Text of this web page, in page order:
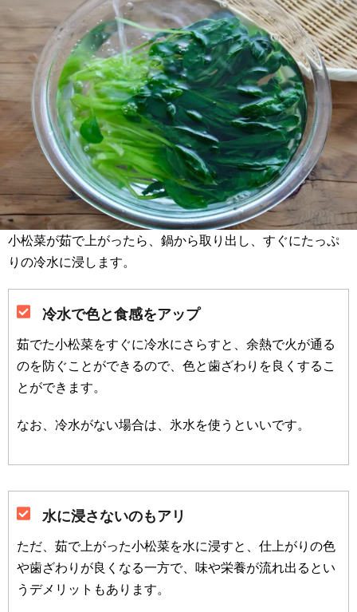
小松菜が茹で上がったら、鍋から取り出し、すぐにたっぷ
りの冷水に浸します。
冷水で色と食感をアップ
茹でた小松菜をすぐに冷水にさらすと、余熱で火が通る
のを防ぐことができるので、色と歯ざわりを良くするこ
とができます。
なお、冷水がない場合は、氷水を使うといいです。
水に浸さないのもアリ
ただ、茹で上がった小松菜を水に浸すと、仕上がりの色
や歯ざわりが良くなる一方で、味や栄養が流れ出るとい
うデメリットもあります。